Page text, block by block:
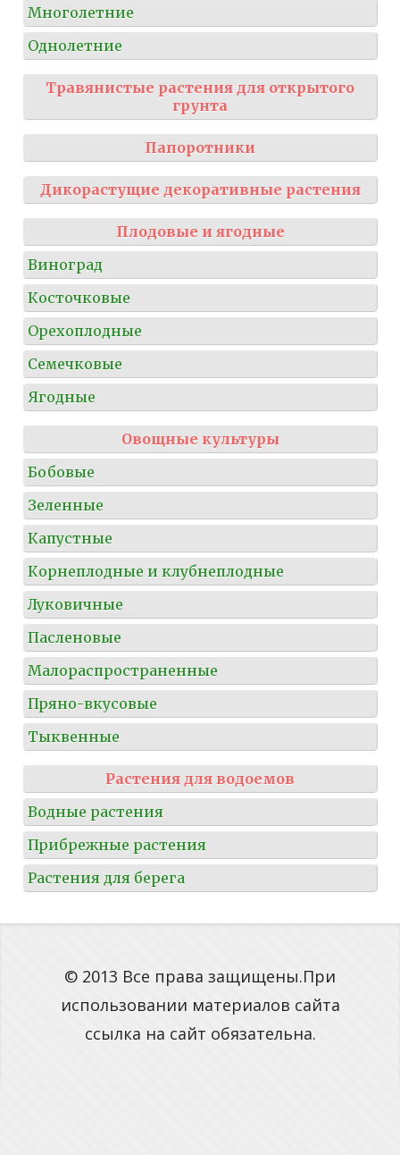
Многолетние
Однолетние
Травянистые растения для открытого
грунта
Папоротники
Дикорастущие декоративные растения
Плодовые и ягодные
Виноград
Косточковые
Орехоплодные
Семечковые
Ягодные
Овощные культуры
Бобовые
Зеленные
Капустные
Корнеплодные и клубнеплодные
Луковичные
Пасленовые
Малораспространенные
Пряно-вкусовые
Тыквенные
Растения для водоемов
Водные растения
Прибрежные растения
Растения для берега
© 2013 Все права защищены.При
использовании материалов сайта
ссылка на сайт обязательна.